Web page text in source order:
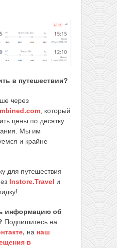
в путешествии?
через
, который
цены по десятку
Мы им
и крайне
для путешествия
Instore.Travel и
информацию об
Подпишитесь на
, на наш
в